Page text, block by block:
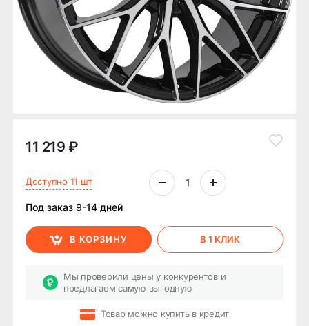
11 219 ₽
Доступно 11 шт
Под заказ 9-14 дней
В КОРЗИНУ В 1 КЛИК
Мы проверили цены у конкурентов и
предлагаем самую выгодную
Товар можно купить в кредит